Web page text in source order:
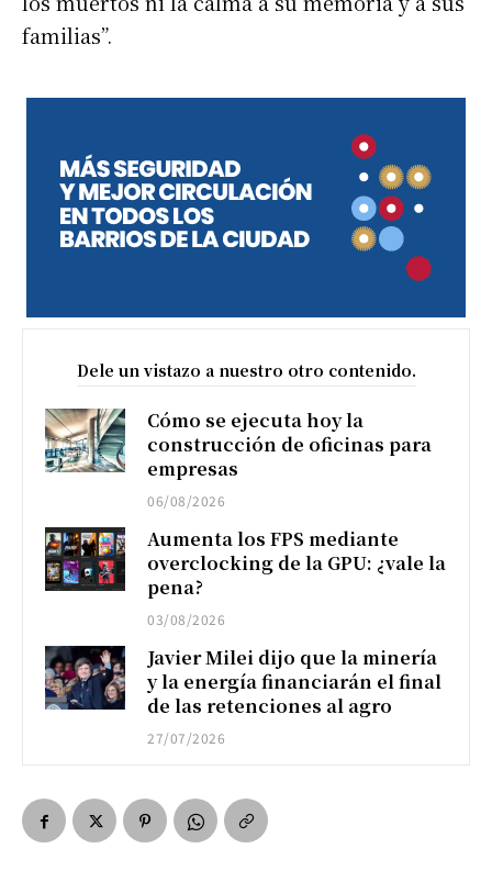
familias”.
Dele un vistazo a nuestro otro contenido.
Cómo se ejecuta hoy la
construcción de oficinas para
empresas
06/08/2026
Aumenta los FPS mediante
overclocking de la GPU: ¿vale la
pena?
03/08/2026
Javier Milei dijo que la minería
y la energía financiarán el final
de las retenciones al agro
27/07/2026